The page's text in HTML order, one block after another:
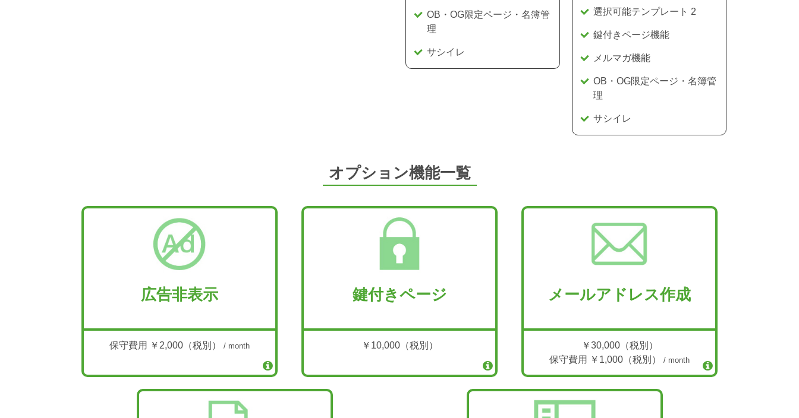
OB・OG限定ページ・名簿管
理
サシイレ
選択可能テンプレート 2
鍵付きページ機能
メルマガ機能
OB・OG限定ページ・名簿管
理
サシイレ
オプション機能一覧
広告非表示
保守費用 ￥2,000（税別） / month
鍵付きページ
￥10,000（税別）
メールアドレス作成
￥30,000（税別）
保守費用 ￥1,000（税別） / month